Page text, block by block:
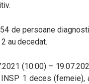
de persoane
au decedat.
(10:00) –
1 deces (femeie),